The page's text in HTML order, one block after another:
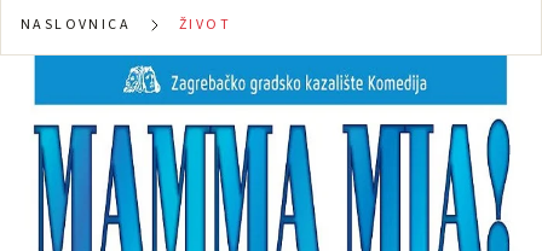
NASLOVNICA ŽIVOT